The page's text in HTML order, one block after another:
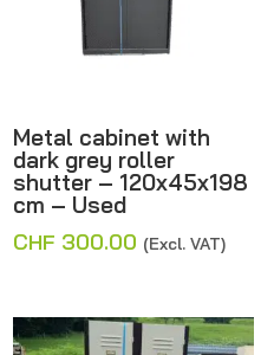
Metal cabinet with
dark grey roller
shutter – 120x45x198
cm – Used
CHF 300.00 (Excl. VAT)